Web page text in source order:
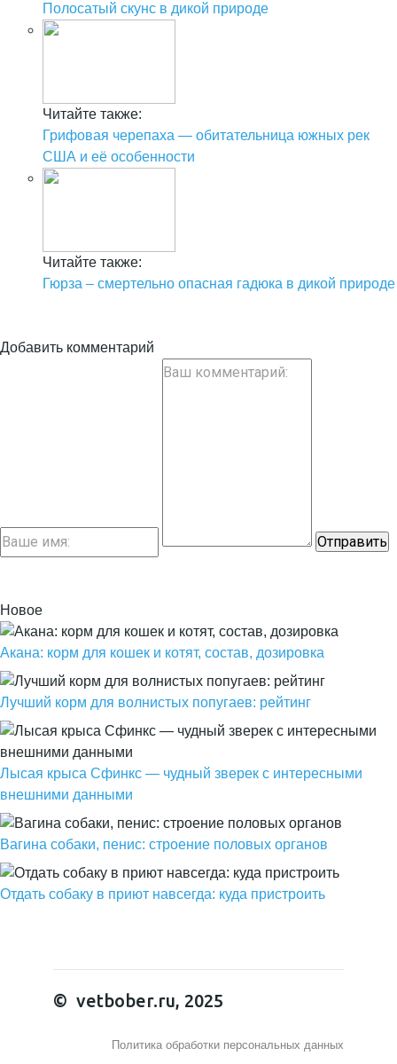
Полосатый скунс в дикой природе
Читайте также:
Грифовая черепаха — обитательница южных рек
США и её особенности
Читайте также:
Гюрза – смертельно опасная гадюка в дикой природе
Добавить комментарий
Новое
Акана: корм для кошек и котят, состав, дозировка
Лучший корм для волнистых попугаев: рейтинг
Лысая крыса Сфинкс — чудный зверек с интересными
внешними данными
Вагина собаки, пенис: строение половых органов
Отдать собаку в приют навсегда: куда пристроить
© vetbober.ru, 2025
Политика обработки персональных данных